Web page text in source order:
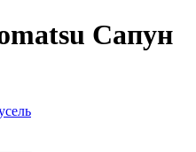
Сапун